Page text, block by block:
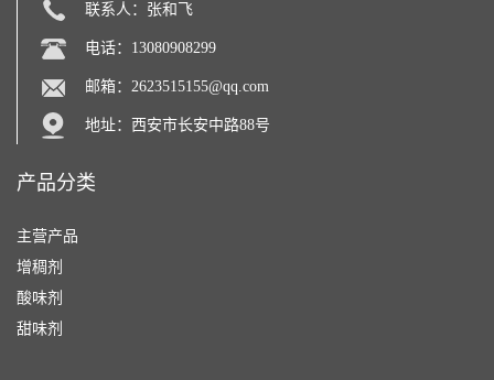
联系人：张和飞
电话：13080908299
邮箱： 2623515155@qq.com
地址：西安市长安中路88号
产品分类
主营产品
增稠剂
酸味剂
甜味剂